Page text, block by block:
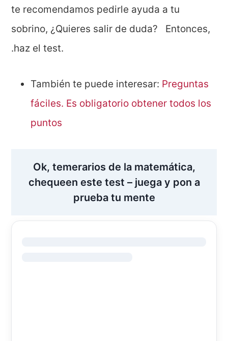
te recomendamos pedirle ayuda a tu
sobrino, ¿Quieres salir de duda? Entonces,
.haz el test.
También te puede interesar: Preguntas
fáciles. Es obligatorio obtener todos los
puntos
Ok, temerarios de la matemática,
chequeen este test – juega y pon a
prueba tu mente